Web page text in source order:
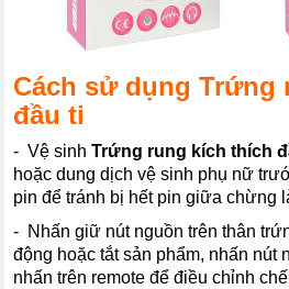
Cách sử dụng Trứng
đầu ti
- Vệ sinh Trứng rung kích thích
hoặc dung dịch vệ sinh phụ nữ
pin để tránh bị hết pin giữa chừng
- Nhấn giữ nút nguồn trên thân
động hoặc tắt sản phẩm, nhấn nút
nhấn trên remote để điều chỉnh